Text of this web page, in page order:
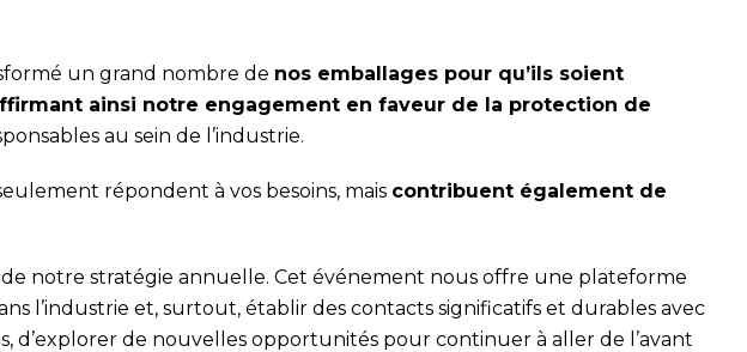
un grand nombre de nos emballages pour qu’ils soient
ainsi notre engagement en faveur de la protection de
au sein de l’industrie.
répondent à vos besoins, mais contribuent également de
notre stratégie annuelle. Cet événement nous offre une plateforme
l’industrie et, surtout, établir des contacts significatifs et durables avec
d’explorer de nouvelles opportunités pour continuer à aller de l’avant